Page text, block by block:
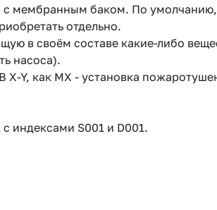
с мембранным баком. По
отдельно.
в своём составе какие-либо
насоса).
Y, как MX - установка
индексами S001 и D001.